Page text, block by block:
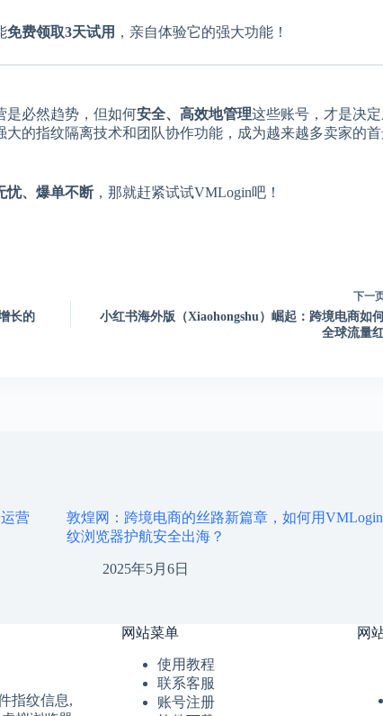
免费领取3天试用 ，亲自体验它的强大功能！
是必然趋势，但如何安全、高效地管理这些账号，才是决
大的指纹隔离技术和团队协作功能，成为越来越多卖家的
忧、爆单不断 ，那就赶紧试试VMLogin吧！
长的
下一
小红书海外版（Xiaohongshu）崛起：跨境电商如
全球流量
营
敦煌网：跨境电商的丝路新篇章，如何用
纹浏览器护航安全出海？
2025年5月6日
指纹信息,
网站菜单
使用教程
联系客服
账号注册
网